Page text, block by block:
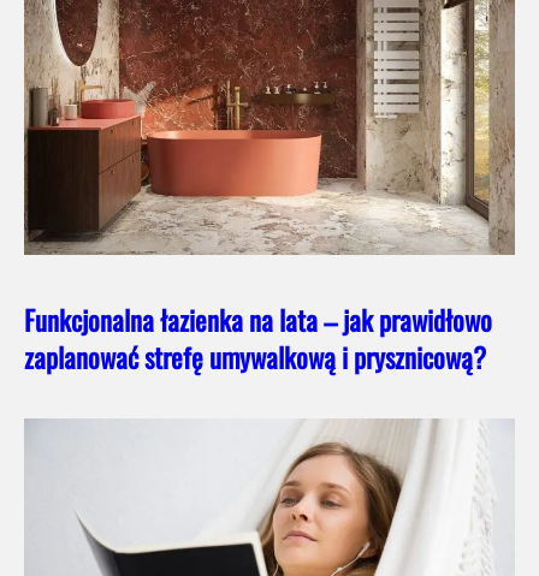
Funkcjonalna łazienka na lata – jak prawidłowo
zaplanować strefę umywalkową i prysznicową?